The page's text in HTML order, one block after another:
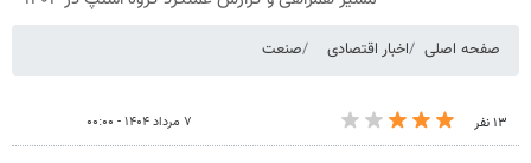
صفحه اصلی اخبار اقتصادی صنعت
۱۳ نفر ۷ مرداد ۱۴۰۴ - ۰۰:۰۰